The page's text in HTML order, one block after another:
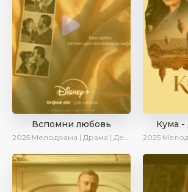
Вспомни любовь
2025 Мелодрама | Драма | Детектив | Комедия | Новинки | Сериалы 2025
Кума -
2025 Мелодрама